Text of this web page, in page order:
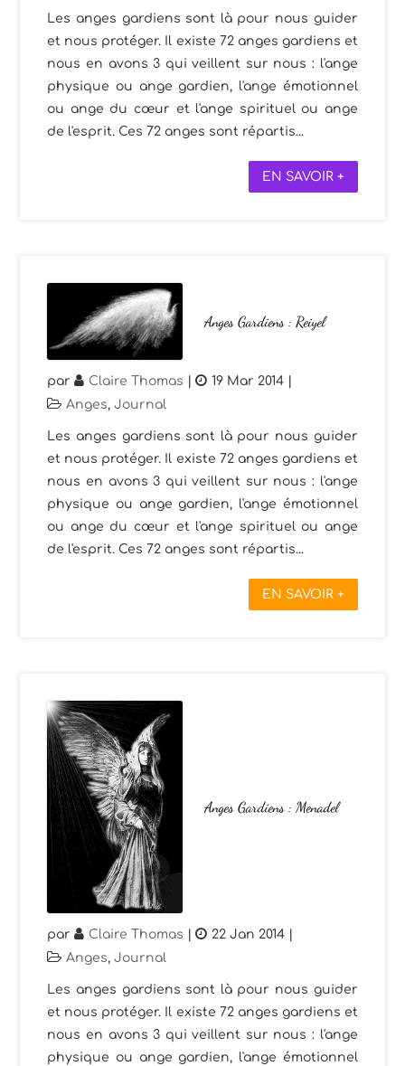
Les anges gardiens sont là pour nous guider
et nous protéger. Il existe 72 anges gardiens et
nous en avons 3 qui veillent sur nous : l'ange
physique ou ange gardien, l'ange émotionnel
ou ange du cœur et l'ange spirituel ou ange
de l'esprit. Ces 72 anges sont répartis...
EN SAVOIR +
Anges Gardiens : Reiyel
par Claire Thomas | 19 Mar 2014
Anges,Journal
Les anges gardiens sont là pour nous guider
et nous protéger. Il existe 72 anges gardiens et
nous en avons 3 qui veillent sur nous : l'ange
physique ou ange gardien, l'ange émotionnel
ou ange du cœur et l'ange spirituel ou ange
de l'esprit. Ces 72 anges sont répartis...
EN SAVOIR +
Anges Gardiens : Menadel
par Claire Thomas | 22 Jan 2014
Anges,Journal
Les anges gardiens sont là pour nous guider
et nous protéger. Il existe 72 anges gardiens et
nous en avons 3 qui veillent sur nous : l'ange
physique ou ange gardien, l'ange émotionnel